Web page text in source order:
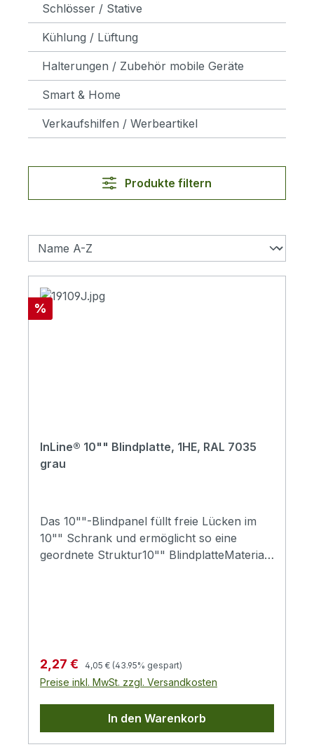
Schlösser / Stative
Kühlung / Lüftung
Halterungen / Zubehör mobile Geräte
Smart & Home
Verkaufshilfen / Werbeartikel
Produkte filtern
Rabatt
%
InLine® 10"" Blindplatte, 1HE, RAL 7035
grau
Das 10""-Blindpanel füllt freie Lücken im
10"" Schrank und ermöglicht so eine
geordnete Struktur10"" BlindplatteMaterial:
Verkaufspreis:
2,27 € Regulärer Preis:
4,05 € (43.95% gespart)
Preise inkl. MwSt. zzgl. Versandkosten
In den Warenkorb